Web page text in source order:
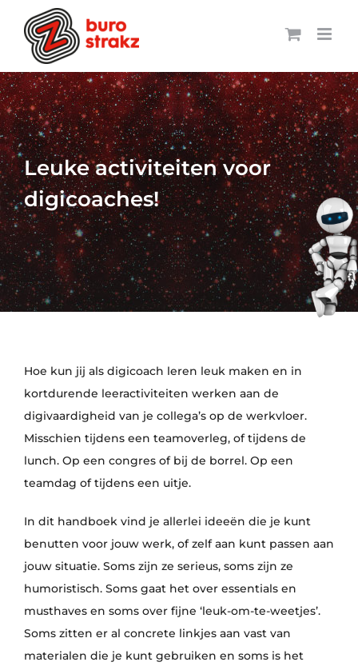
naar
inhoud
Leuke activiteiten voor
digicoaches!
Hoe kun jij als digicoach leren leuk maken en in
kortdurende leeractiviteiten werken aan de
digivaardigheid van je collega’s op de werkvloer.
Misschien tijdens een teamoverleg, of tijdens de
lunch. Op een congres of bij de borrel. Op een
teamdag of tijdens een uitje.
In dit handboek vind je allerlei ideeën die je kunt
benutten voor jouw werk, of zelf aan kunt passen aan
jouw situatie. Soms zijn ze serieus, soms zijn ze
humoristisch. Soms gaat het over essentials en
musthaves en soms over fijne ‘leuk-om-te-weetjes’.
Soms zitten er al concrete linkjes aan vast van
materialen die je kunt gebruiken en soms is het